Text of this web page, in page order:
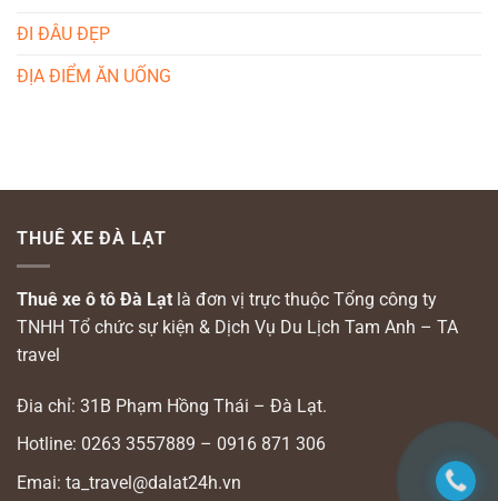
ĐI ĐÂU ĐẸP
ĐỊA ĐIỂM ĂN UỐNG
THUÊ XE ĐÀ LẠT
Thuê xe ô tô Đà Lạt là đơn vị trực thuộc Tổng công ty
TNHH Tổ chức sự kiện & Dịch Vụ Du Lịch Tam Anh – TA
travel
Đia chỉ: 31B Phạm Hồng Thái – Đà Lạt.
Hotline: 0263 3557889 – 0916 871 306
Emai: ta_travel@dalat24h.vn